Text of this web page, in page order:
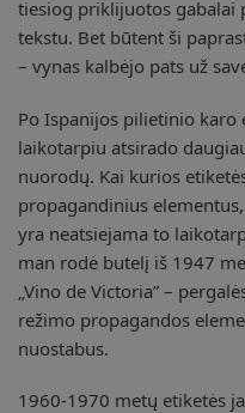
tiesiog priklijuotos gabalai
tekstu. Bet būtent ši
– vynas kalbėjo pats už
Po Ispanijos pilietinio karo
laikotarpiu atsirado
nuorodų. Kai kurios
propagandinius
yra neatsiejama to
man rodė butelį iš 1947
„Vino de Victoria” –
režimo propagandos
nuostabus.
1960-1970 metų etiketės